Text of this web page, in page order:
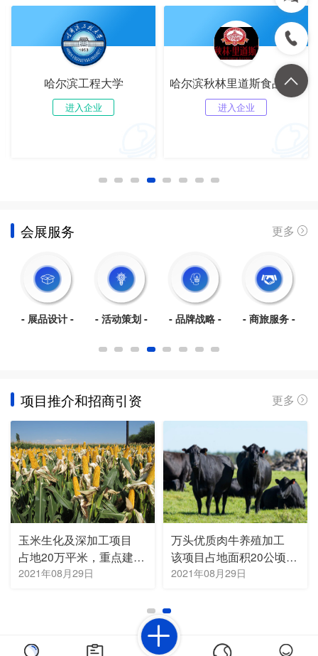
哈尔滨秋林里道斯食品有限责任公司
会展服务 更多
计 - - 活动策划 - - 品牌战略 - - 商旅服务 - - 法律服
项目推介和招商引资 更多
玉米生化及深加工项目
占地20万平米，重点建设玉米生化及深加工项目，主要包括小品种氨基酸、核苷、腺苷、腺嘌呤，精炼玉米油、变性淀粉、玉米淀粉、鲜食玉米饮品等项目。
2021年08月29日
万头优质肉牛养殖加工
该项目占地面积20公顷，主要建设优质肉牛养殖基地一处，年出栏肥牛10000头（购买育肥牛幼崽8000-9000头，自行育肥销售），养殖繁育母牛2000头。
2021年08月29日